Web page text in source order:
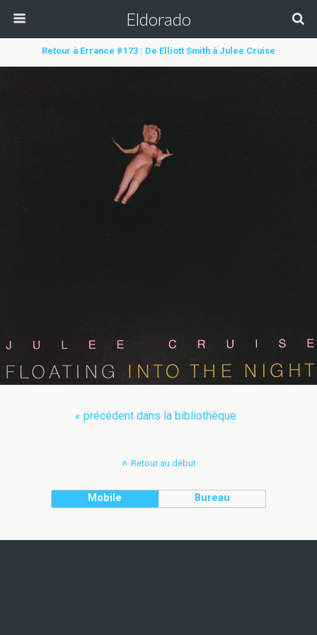
Eldorado
Retour à Errance #173 : De Elliott Smith à Julee Cruise
« précédent dans la bibliothèque
Retour au début
Mobile Bureau